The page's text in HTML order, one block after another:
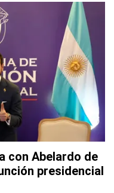
con Abelardo de
presidencial